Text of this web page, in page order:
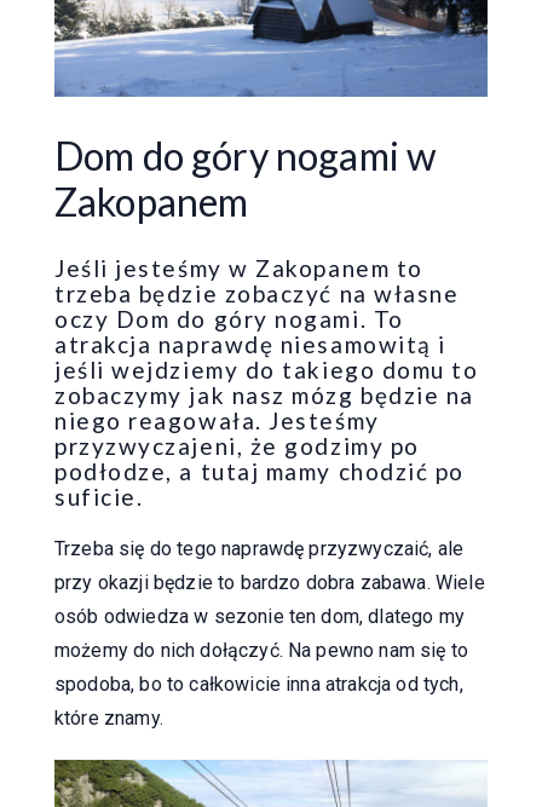
Dom do góry nogami w
Zakopanem
Jeśli jesteśmy w Zakopanem to
trzeba będzie zobaczyć na własne
oczy Dom do góry nogami. To
atrakcja naprawdę niesamowitą i
jeśli wejdziemy do takiego domu to
zobaczymy jak nasz mózg będzie na
niego reagowała. Jesteśmy
przyzwyczajeni, że godzimy po
podłodze, a tutaj mamy chodzić po
suficie.
Trzeba się do tego naprawdę przyzwyczaić, ale
przy okazji będzie to bardzo dobra zabawa. Wiele
osób odwiedza w sezonie ten dom, dlatego my
możemy do nich dołączyć. Na pewno nam się to
spodoba, bo to całkowicie inna atrakcja od tych,
które znamy.